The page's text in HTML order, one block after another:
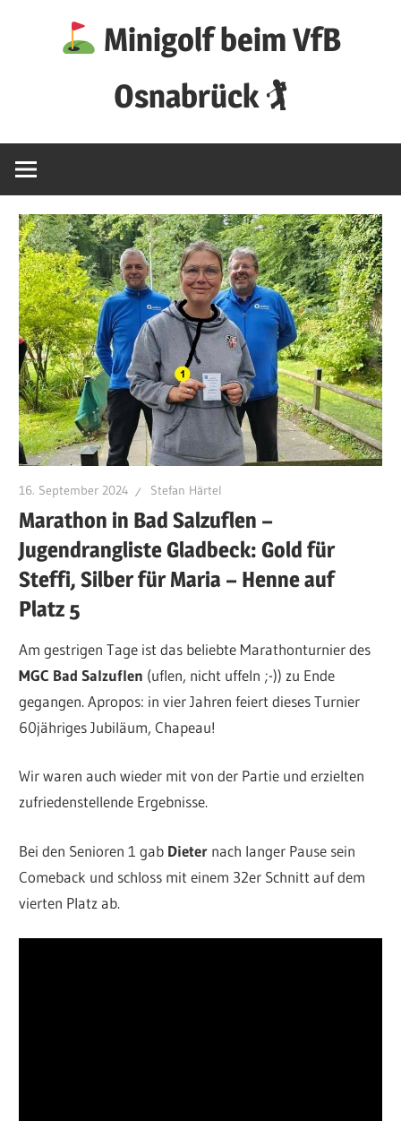
Minigolf beim VfB
Osnabrück 🏌
16. September 2024 Stefan Härtel
Marathon in Bad Salzuflen –
Jugendrangliste Gladbeck: Gold für
Steffi, Silber für Maria – Henne auf
Platz 5
Am gestrigen Tage ist das beliebte Marathonturnier des
MGC Bad Salzuflen (uflen, nicht uffeln ;-)) zu Ende
gegangen. Apropos: in vier Jahren feiert dieses Turnier
60jähriges Jubiläum, Chapeau!
Wir waren auch wieder mit von der Partie und erzielten
zufriedenstellende Ergebnisse.
Bei den Senioren 1 gab Dieter nach langer Pause sein
Comeback und schloss mit einem 32er Schnitt auf dem
vierten Platz ab.